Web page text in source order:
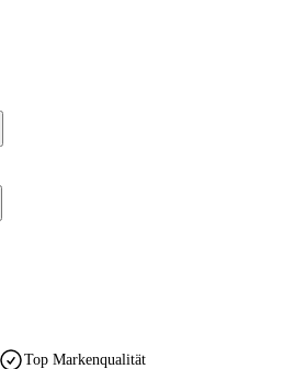
Top Markenqualität